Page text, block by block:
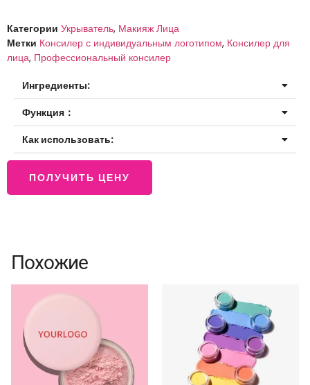
Категории Укрыватель, Макияж Лица
Метки Консилер с индивидуальным логотипом, Консилер для
лица, Профессиональный консилер
Ингредиенты:
Функция：
Как использовать:
ПОЛУЧИТЬ ЦЕНУ
Похожие